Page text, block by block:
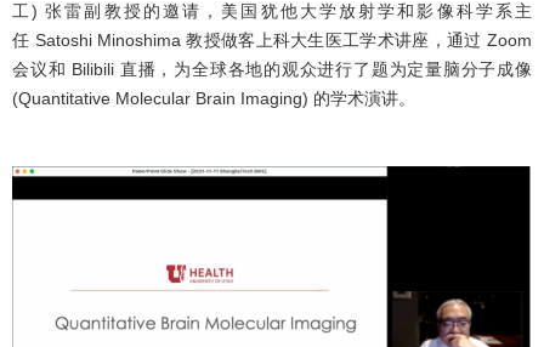
工) 张雷副教授的邀请，美国犹他大学放射学和影像科学系主
任 Satoshi Minoshima 教授做客上科大生医工学术讲座，通过 Zoom
会议和 Bilibili 直播，为全球各地的观众进行了题为定量脑分子成像
(Quantitative Molecular Brain Imaging) 的学术演讲。